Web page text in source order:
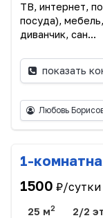
ТВ, интернет,
посуда),
диванчик, сан...
показать
Любовь
1-
1500 ₽/сутки
25 м2 2/2